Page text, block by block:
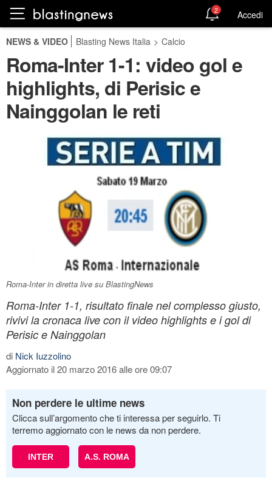
2 Accedi
NEWS & VIDEO Blasting News Italia > Calcio
Roma-Inter 1-1: video gol e
highlights, di Perisic e
Nainggolan le reti
Roma-Inter in diretta live su BlastingNews
Roma-Inter 1-1, risultato finale nel complesso giusto,
rivivi la cronaca live con il video highlights e i gol di
Perisic e Nainggolan
di Nick Iuzzolino
Aggiornato il 20 marzo 2016 alle ore 09:07
Non perdere le ultime news
Clicca sull’argomento che ti interessa per seguirlo. Ti
terremo aggiornato con le news da non perdere.
INTER A.S. ROMA